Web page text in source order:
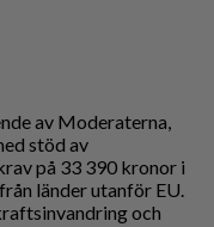
av Moderaterna,
stöd av
på 33 390 kronor i
länder utanför EU.
och